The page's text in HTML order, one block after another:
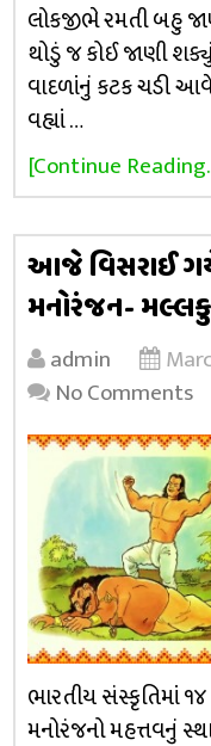
લોકજીભે રમતી બહુ
થોડું જ કોઈ જાણી
વાદળાંનું કટક ચડી
વહ્યાં …
[Continue
આજે વિસરાઈ
મનોરંજન-
admin
No Comments
ભારતીય સંસ્કૃતિમાં ૧૪
મનોરંજનો મહત્તવનું